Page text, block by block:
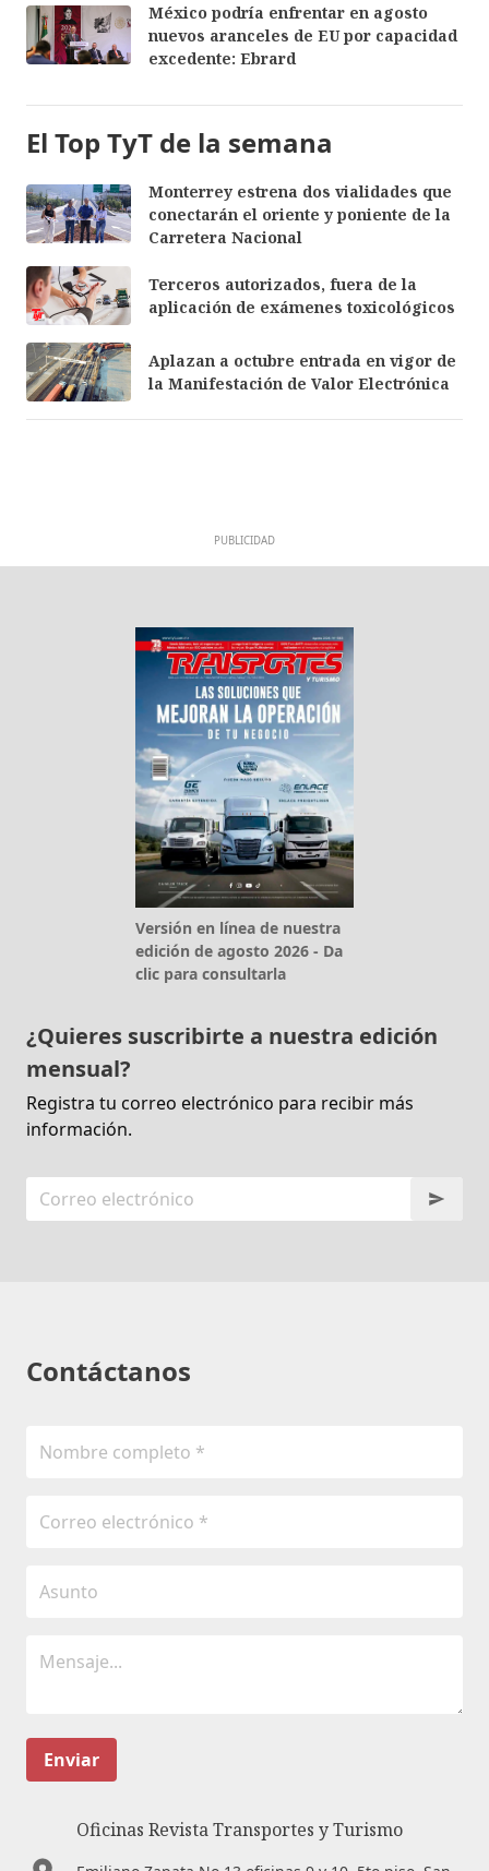
México podría enfrentar en agosto
nuevos aranceles de EU por capacidad
excedente: Ebrard
El Top TyT de la semana
Monterrey estrena dos vialidades que
conectarán el oriente y poniente de la
Carretera Nacional
Terceros autorizados, fuera de la
aplicación de exámenes toxicológicos
Aplazan a octubre entrada en vigor de
la Manifestación de Valor Electrónica
PUBLICIDAD
Versión en línea de nuestra
edición de agosto 2026 - Da
clic para consultarla
¿Quieres suscribirte a nuestra edición
mensual?
Registra tu correo electrónico para recibir más
información.
Contáctanos
Enviar
Oficinas Revista Transportes y Turismo